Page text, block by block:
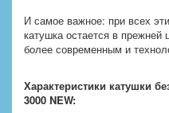
И самое важное: при всех
катушка остается в прежней
более современным и
Характеристики катушки
3000 NEW: